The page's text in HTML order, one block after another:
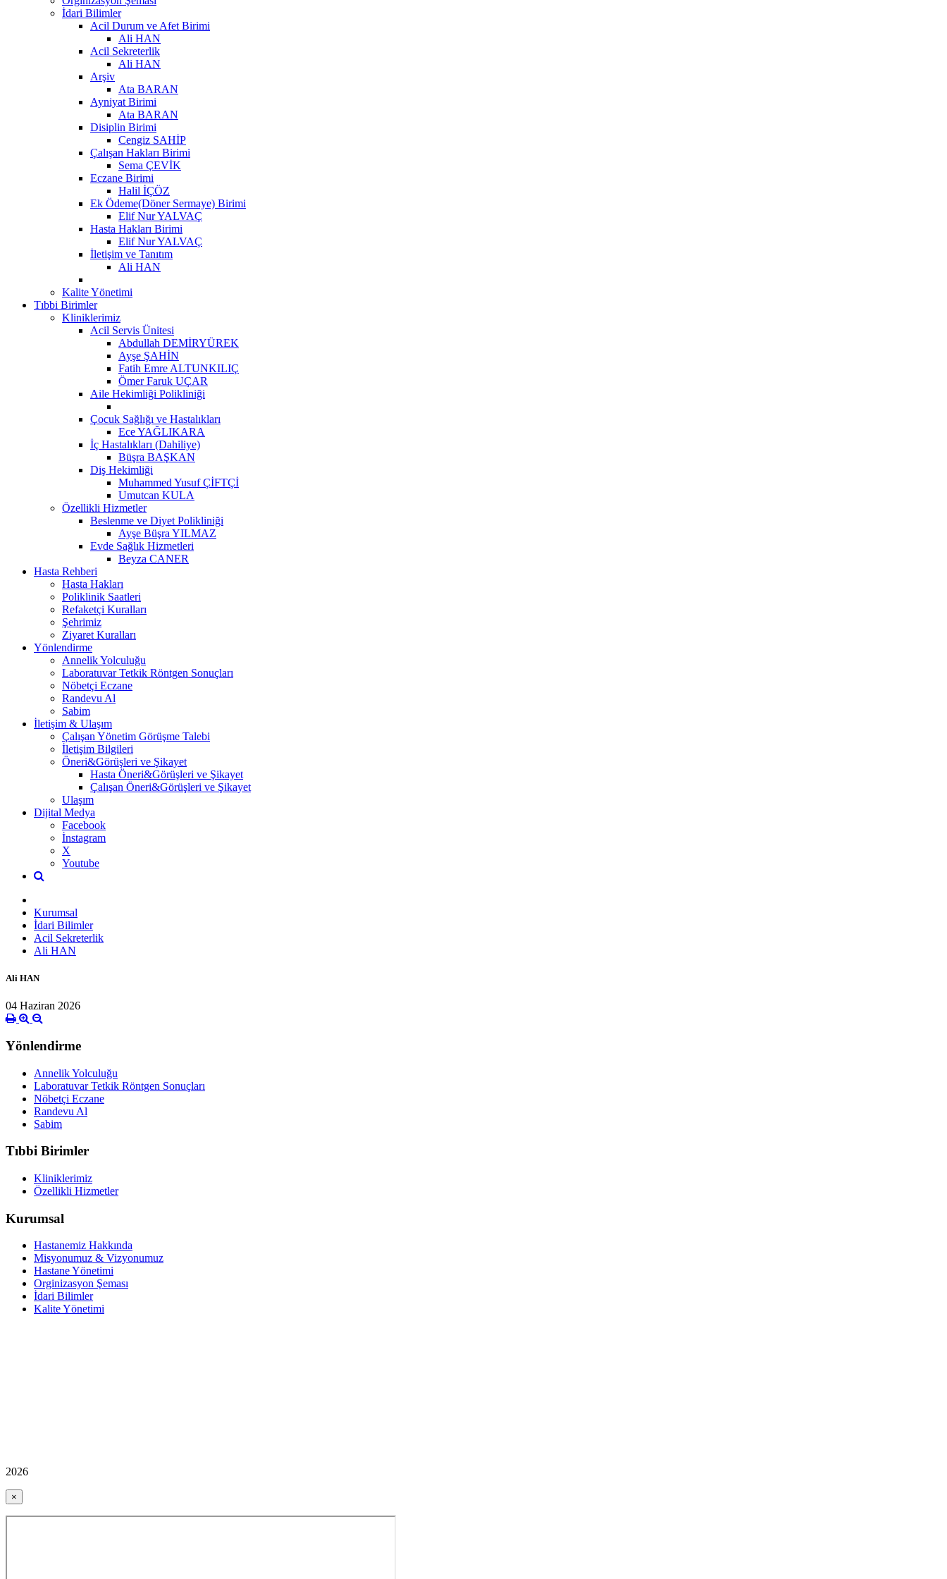
İdari Bilimler
Acil Durum ve Afet Birimi
Ali HAN
Acil Sekreterlik
Ali HAN
Arşiv
Ata BARAN
Ayniyat Birimi
Ata BARAN
Disiplin Birimi
Cengiz SAHİP
Çalışan Hakları Birimi
Sema ÇEVİK
Eczane Birimi
Halil İÇÖZ
Ek Ödeme(Döner Sermaye) Birimi
Elif Nur YALVAÇ
Hasta Hakları Birimi
Elif Nur YALVAÇ
İletişim ve Tanıtım
Ali HAN
Kalite Yönetimi
Tıbbi Birimler
Kliniklerimiz
Acil Servis Ünitesi
Abdullah DEMİRYÜREK
Ayşe ŞAHİN
Fatih Emre ALTUNKILIÇ
Ömer Faruk UÇAR
Aile Hekimliği Polikliniği
Çocuk Sağlığı ve Hastalıkları
Ece YAĞLIKARA
İç Hastalıkları (Dahiliye)
Büşra BAŞKAN
Diş Hekimliği
Muhammed Yusuf ÇİFTÇİ
Umutcan KULA
Özellikli Hizmetler
Beslenme ve Diyet Polikliniği
Ayşe Büşra YILMAZ
Evde Sağlık Hizmetleri
Beyza CANER
Hasta Rehberi
Hasta Hakları
Poliklinik Saatleri
Refaketçi Kuralları
Şehrimiz
Ziyaret Kuralları
Yönlendirme
Annelik Yolculuğu
Laboratuvar Tetkik Röntgen Sonuçları
Nöbetçi Eczane
Randevu Al
Sabim
İletişim & Ulaşım
Çalışan Yönetim Görüşme Talebi
İletişim Bilgileri
Öneri&Görüşleri ve Şikayet
Hasta Öneri&Görüşleri ve Şikayet
Çalışan Öneri&Görüşleri ve Şikayet
Ulaşım
Dijital Medya
Facebook
İnstagram
X
Youtube
Kurumsal
İdari Bilimler
Acil Sekreterlik
Ali HAN
Ali HAN
04 Haziran 2026
Yönlendirme
Annelik Yolculuğu
Laboratuvar Tetkik Röntgen Sonuçları
Nöbetçi Eczane
Randevu Al
Sabim
Tıbbi Birimler
Kliniklerimiz
Özellikli Hizmetler
Kurumsal
Hastanemiz Hakkında
Misyonumuz & Vizyonumuz
Hastane Yönetimi
Orginizasyon Şeması
İdari Bilimler
Kalite Yönetimi
2026
×